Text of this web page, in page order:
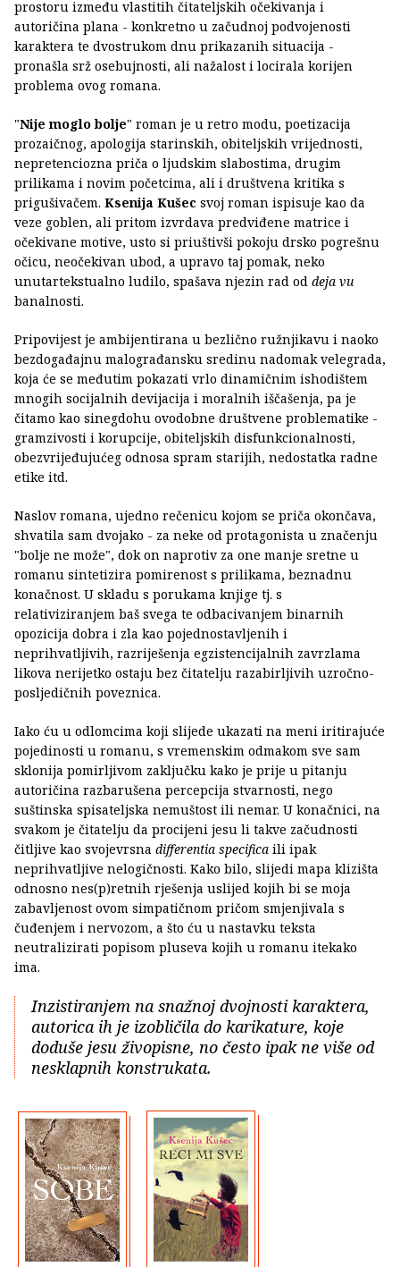
prostoru između vlastitih čitateljskih očekivanja i
autoričina plana - konkretno u začudnoj podvojenosti
karaktera te dvostrukom dnu prikazanih situacija -
pronašla srž osebujnosti, ali nažalost i locirala korijen
problema ovog romana.
"Nije moglo bolje" roman je u retro modu, poetizacija
prozaičnog, apologija starinskih, obiteljskih vrijednosti,
nepretenciozna priča o ljudskim slabostima, drugim
prilikama i novim početcima, ali i društvena kritika s
prigušivačem. Ksenija Kušec svoj roman ispisuje kao da
veze goblen, ali pritom izvrdava predviđene matrice i
očekivane motive, usto si priuštivši pokoju drsko pogrešnu
očicu, neočekivan ubod, a upravo taj pomak, neko
unutartekstualno ludilo, spašava njezin rad od deja vu
banalnosti.
Pripovijest je ambijentirana u bezlično ružnjikavu i naoko
bezdogađajnu malograđansku sredinu nadomak velegrada,
koja će se međutim pokazati vrlo dinamičnim ishodištem
mnogih socijalnih devijacija i moralnih iščašenja, pa je
čitamo kao sinegdohu ovodobne društvene problematike -
gramzivosti i korupcije, obiteljskih disfunkcionalnosti,
obezvrijeđujućeg odnosa spram starijih, nedostatka radne
etike itd.
Naslov romana, ujedno rečenicu kojom se priča okončava,
shvatila sam dvojako - za neke od protagonista u značenju
"bolje ne može", dok on naprotiv za one manje sretne u
romanu sintetizira pomirenost s prilikama, beznadnu
konačnost. U skladu s porukama knjige tj. s
relativiziranjem baš svega te odbacivanjem binarnih
opozicija dobra i zla kao pojednostavljenih i
neprihvatljivih, razriješenja egzistencijalnih zavrzlama
likova nerijetko ostaju bez čitatelju razabirljivih uzročno-
posljedičnih poveznica.
Iako ću u odlomcima koji slijede ukazati na meni iritirajuće
pojedinosti u romanu, s vremenskim odmakom sve sam
sklonija pomirljivom zaključku kako je prije u pitanju
autoričina razbarušena percepcija stvarnosti, nego
suštinska spisateljska nemuštost ili nemar. U konačnici, na
svakom je čitatelju da procijeni jesu li takve začudnosti
čitljive kao svojevrsna differentia specifica ili ipak
neprihvatljive nelogičnosti. Kako bilo, slijedi mapa klizišta
odnosno nes(p)retnih rješenja uslijed kojih bi se moja
zabavljenost ovom simpatičnom pričom smjenjivala s
čuđenjem i nervozom, a što ću u nastavku teksta
neutralizirati popisom pluseva kojih u romanu itekako
ima.
Inzistiranjem na snažnoj dvojnosti karaktera,
autorica ih je izobličila do karikature, koje
doduše jesu živopisne, no često ipak ne više od
nesklapnih konstrukata.